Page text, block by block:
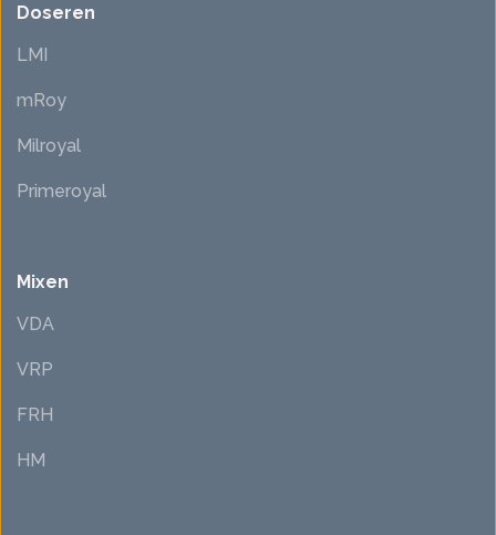
Doseren
LMI
mRoy
Milroyal
Primeroyal
Mixen
VDA
VRP
FRH
HM